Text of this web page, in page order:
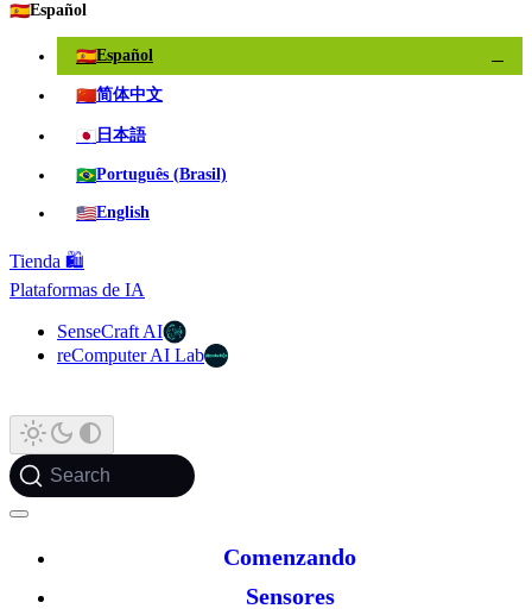
🇪🇸Español
🇪🇸Español
🇨🇳简体中文
🇯🇵 日本語
🇧🇷Português (Brasil)
🇺🇸English
Tienda 🛍️
Plataformas de IA
SenseCraft AI
reComputer AI Lab
Search
Comenzando
Sensores